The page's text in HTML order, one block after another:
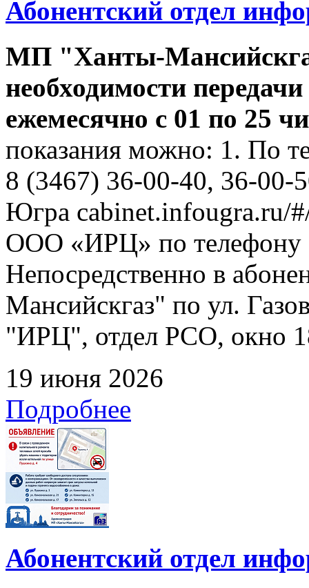
Абонентский отдел
МП "Ханты-
необходимости
ежемесячно с 01 по 25
показания можно: 1. По
8 (3467) 36-00-40, 36-00-
Югра cabinet.infougra.ru/
ООО «ИРЦ» по телефону
Непосредственно в
Мансийскгаз" по ул.
"ИРЦ", отдел РСО, окно
19 июня 2026
Подробнее
Абонентский отдел